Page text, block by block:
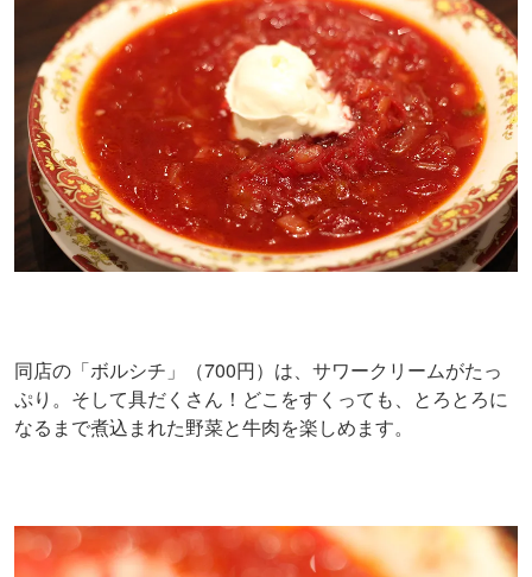
同店の「ボルシチ」（700円）は、サワークリームがたっ
ぷり。そして具だくさん！どこをすくっても、とろとろに
なるまで煮込まれた野菜と牛肉を楽しめます。